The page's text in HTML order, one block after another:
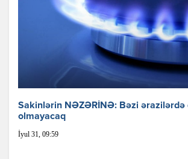
Sakinlərin NƏZƏRİNƏ: Bəzi ərazilərdə
olmayacaq
İyul 31, 09:59